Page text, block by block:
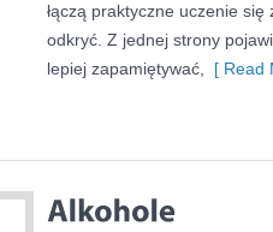
łączą praktyczne uczenie
odkryć. Z jednej strony
lepiej zapamiętywać,
[ Read